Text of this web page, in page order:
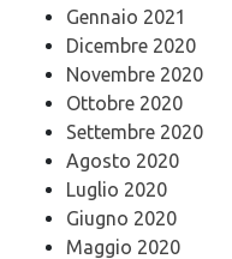
Gennaio 2021
Dicembre 2020
Novembre 2020
Ottobre 2020
Settembre 2020
Agosto 2020
Luglio 2020
Giugno 2020
Maggio 2020